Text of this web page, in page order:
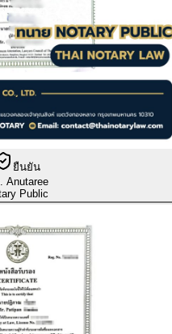
ยืนยัน
Anutaree
Public